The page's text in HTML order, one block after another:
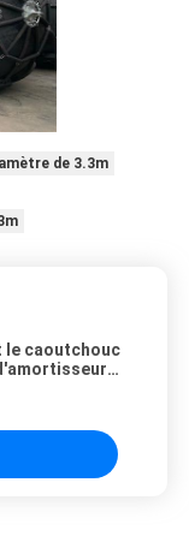
de 3.3m
le caoutchouc